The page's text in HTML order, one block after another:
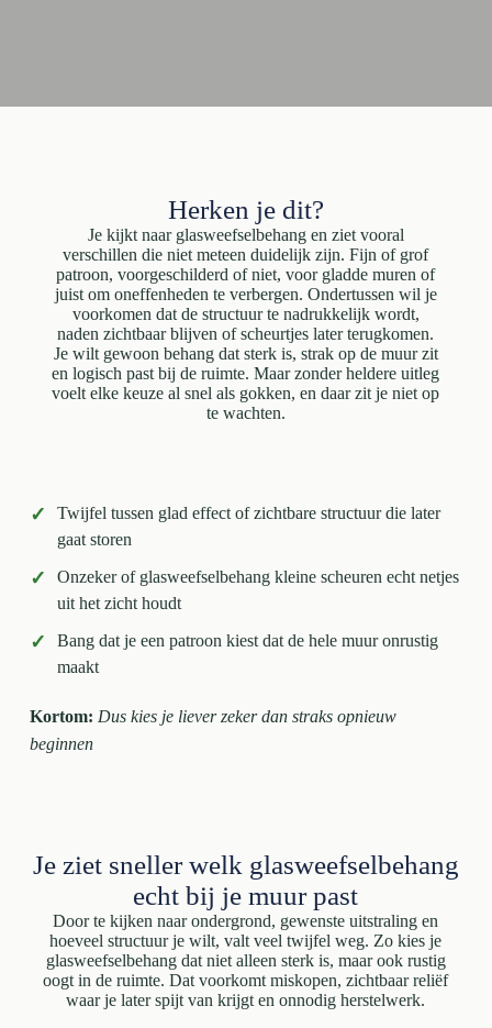
Herken je dit?
Je kijkt naar glasweefselbehang en ziet vooral
verschillen die niet meteen duidelijk zijn. Fijn of grof
patroon, voorgeschilderd of niet, voor gladde muren of
juist om oneffenheden te verbergen. Ondertussen wil je
voorkomen dat de structuur te nadrukkelijk wordt,
naden zichtbaar blijven of scheurtjes later terugkomen.
Je wilt gewoon behang dat sterk is, strak op de muur zit
en logisch past bij de ruimte. Maar zonder heldere uitleg
voelt elke keuze al snel als gokken, en daar zit je niet op
te wachten.
✓
Twijfel tussen glad effect of zichtbare structuur die later
gaat storen
✓
Onzeker of glasweefselbehang kleine scheuren echt netjes
uit het zicht houdt
✓
Bang dat je een patroon kiest dat de hele muur onrustig
maakt
Kortom: Dus kies je liever zeker dan straks opnieuw
beginnen
Je ziet sneller welk glasweefselbehang
echt bij je muur past
Door te kijken naar ondergrond, gewenste uitstraling en
hoeveel structuur je wilt, valt veel twijfel weg. Zo kies je
glasweefselbehang dat niet alleen sterk is, maar ook rustig
oogt in de ruimte. Dat voorkomt miskopen, zichtbaar reliëf
waar je later spijt van krijgt en onnodig herstelwerk.